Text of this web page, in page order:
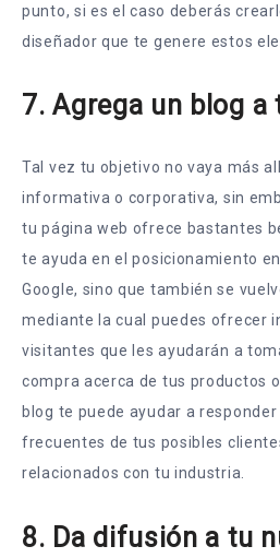
punto, si es el caso deberás
diseñador que te genere estos
7. Agrega un blog a
Tal vez tu objetivo no vaya más
informativa o corporativa, sin
tu página web ofrece bastantes
te ayuda en el posicionamiento
Google, sino que también se
mediante la cual puedes ofrecer
visitantes que les ayudarán a
compra acerca de tus productos
blog te puede ayudar a
frecuentes de tus posibles
relacionados con tu industria.
8. Da difusión a tu